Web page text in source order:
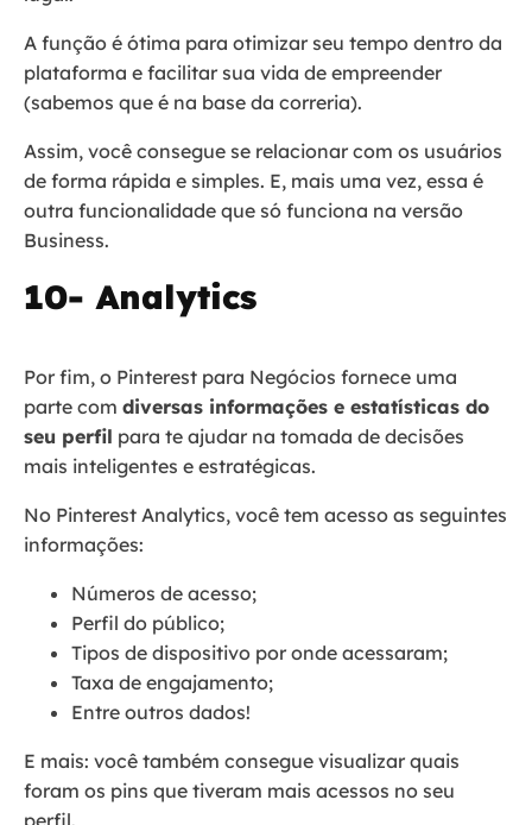
A função é ótima para otimizar seu tempo dentro da
plataforma e facilitar sua vida de empreender
(sabemos que é na base da correria).
Assim, você consegue se relacionar com os usuários
de forma rápida e simples. E, mais uma vez, essa é
outra funcionalidade que só funciona na versão
Business.
10- Analytics
Por fim, o Pinterest para Negócios fornece uma
parte com diversas informações e estatísticas do
seu perfil para te ajudar na tomada de decisões
mais inteligentes e estratégicas.
No Pinterest Analytics, você tem acesso as seguintes
informações:
Números de acesso;
Perfil do público;
Tipos de dispositivo por onde acessaram;
Taxa de engajamento;
Entre outros dados!
E mais: você também consegue visualizar quais
foram os pins que tiveram mais acessos no seu
perfil.